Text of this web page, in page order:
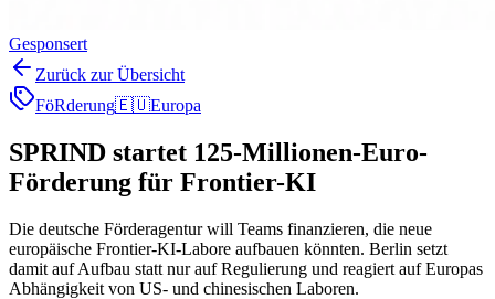
Gesponsert
Zurück zur Übersicht
FöRderung🇪🇺Europa
SPRIND startet 125-Millionen-Euro-
Förderung für Frontier-KI
Die deutsche Förderagentur will Teams finanzieren, die neue
europäische Frontier-KI-Labore aufbauen könnten. Berlin setzt
damit auf Aufbau statt nur auf Regulierung und reagiert auf Europas
Abhängigkeit von US- und chinesischen Laboren.